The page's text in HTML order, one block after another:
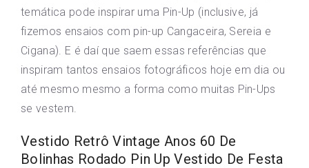
temática pode inspirar uma Pin-Up (inclusive, já
fizemos ensaios com pin-up Cangaceira, Sereia e
Cigana). E é daí que saem essas referências que
inspiram tantos ensaios fotográficos hoje em dia ou
até mesmo mesmo a forma como muitas Pin-Ups
se vestem.
Vestido Retrô Vintage Anos 60 De
Bolinhas Rodado Pin Up Vestido De Festa